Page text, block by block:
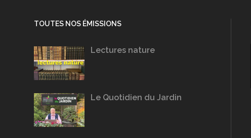
TOUTES NOS ÉMISSIONS
Lectures nature
Le Quotidien du Jardin